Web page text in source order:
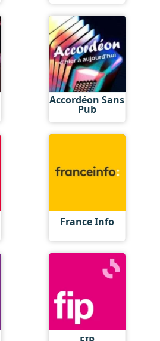
Accordéon Sans
Pub
France Info